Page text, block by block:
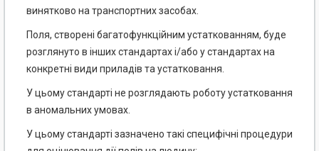
винятково на транспортних засобах.
Поля, створені багатофункційним устаткованням, буде
розглянуто в інших стандартах і/або у стандартах на
конкретні види приладів та устатковання.
У цьому стандарті не розглядають роботу устатковання
в аномальних умовах.
У цьому стандарті зазначено такі специфічні процедури